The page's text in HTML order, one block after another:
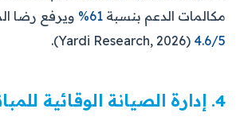
مكالمات الدعم بنسبة 61%
ويرفع رضا
4.6/5
(Yardi Research, 2026).
4. إدارة الصيانة الوقائية للمباني